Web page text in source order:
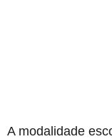
A modalidade